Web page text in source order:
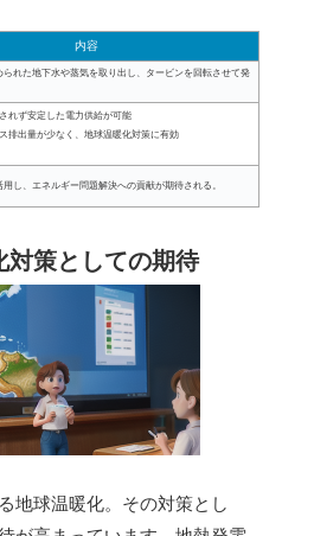
内容
られた地下水や蒸気を取り出し、タービンを回転させて発
れず安定した電力供給が可能
排出量が少なく、地球温暖化対策に有効
し、エネルギー問題解決への貢献が期待される。
対策としての期待
地球温暖化。その対策とし